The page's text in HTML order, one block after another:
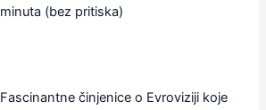
minuta (bez pritiska)
Fascinantne činjenice o Evroviziji koje